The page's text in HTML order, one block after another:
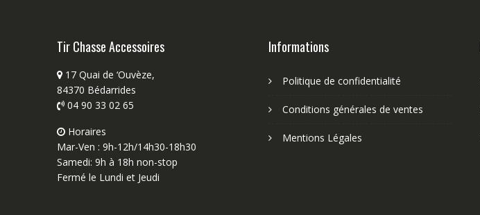
Tir Chasse Accessoires
17 Quai de ‘Ouvèze,
84370 Bédarrides
04 90 33 02 65
Horaires
Mar-Ven : 9h-12h/14h30-18h30
Samedi: 9h à 18h non-stop
Fermé le Lundi et Jeudi
Informations
Politique de confidentialité
Conditions générales de ventes
Mentions Légales